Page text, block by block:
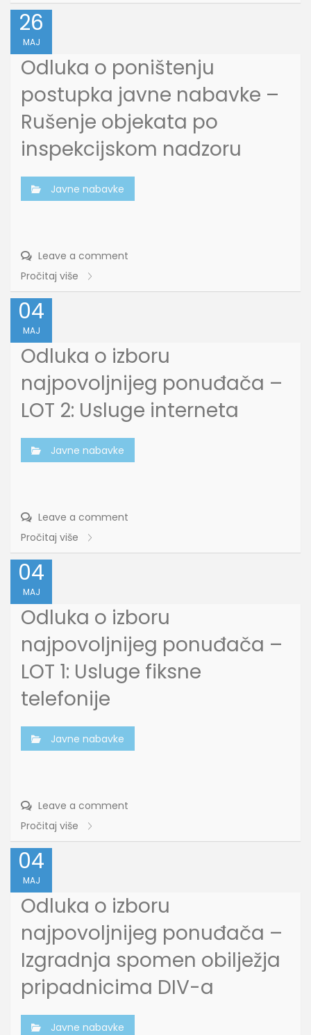
26
MAJ
Odluka o poništenju
postupka javne nabavke –
Rušenje objekata po
inspekcijskom nadzoru
Javne nabavke
Leave a comment
Pročitaj više
04
MAJ
Odluka o izboru
najpovoljnijeg ponuđača –
LOT 2: Usluge interneta
Javne nabavke
Leave a comment
Pročitaj više
04
MAJ
Odluka o izboru
najpovoljnijeg ponuđača –
LOT 1: Usluge fiksne
telefonije
Javne nabavke
Leave a comment
Pročitaj više
04
MAJ
Odluka o izboru
najpovoljnijeg ponuđača –
Izgradnja spomen obilježja
pripadnicima DIV-a
Javne nabavke